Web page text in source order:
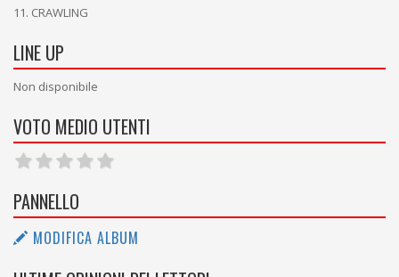
CRAWLING
LINE UP
Non disponibile
VOTO MEDIO UTENTI
PANNELLO
MODIFICA ALBUM